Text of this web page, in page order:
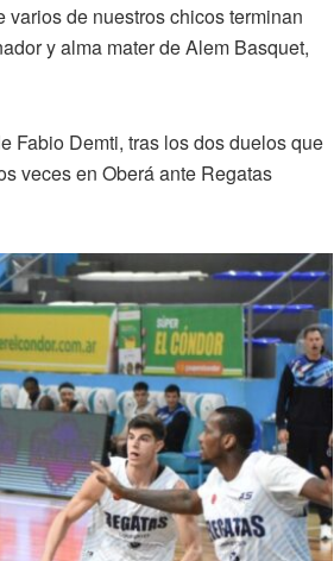
de nuestros chicos terminan
y alma mater de Alem Basquet,
Fabio Demti, tras los dos duelos que
veces en Oberá ante Regatas